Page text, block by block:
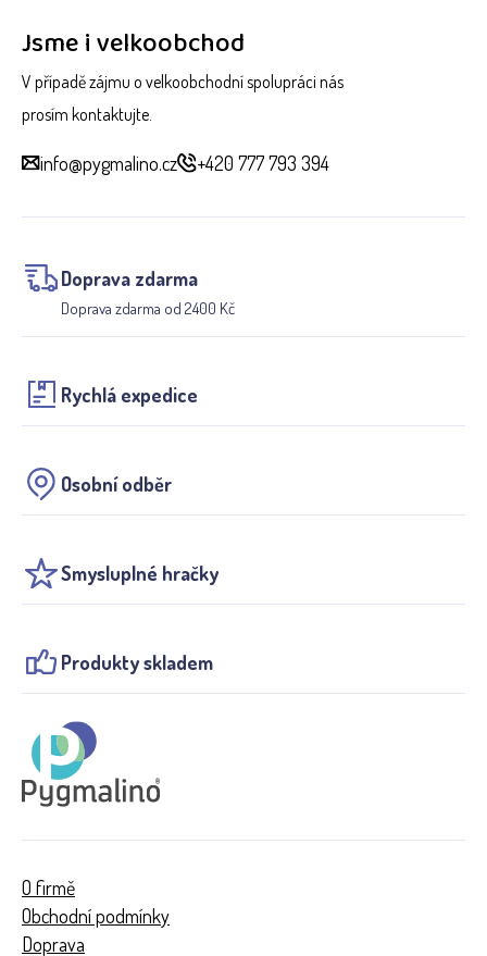
Jsme i velkoobchod
V případě zájmu o velkoobchodní spolupráci nás
prosím kontaktujte.
info@pygmalino.cz +420 777 793 394
Doprava zdarma
Doprava zdarma od 2400 Kč
Rychlá expedice
Osobní odběr
Smysluplné hračky
Produkty skladem
O firmě
Obchodní podmínky
Doprava